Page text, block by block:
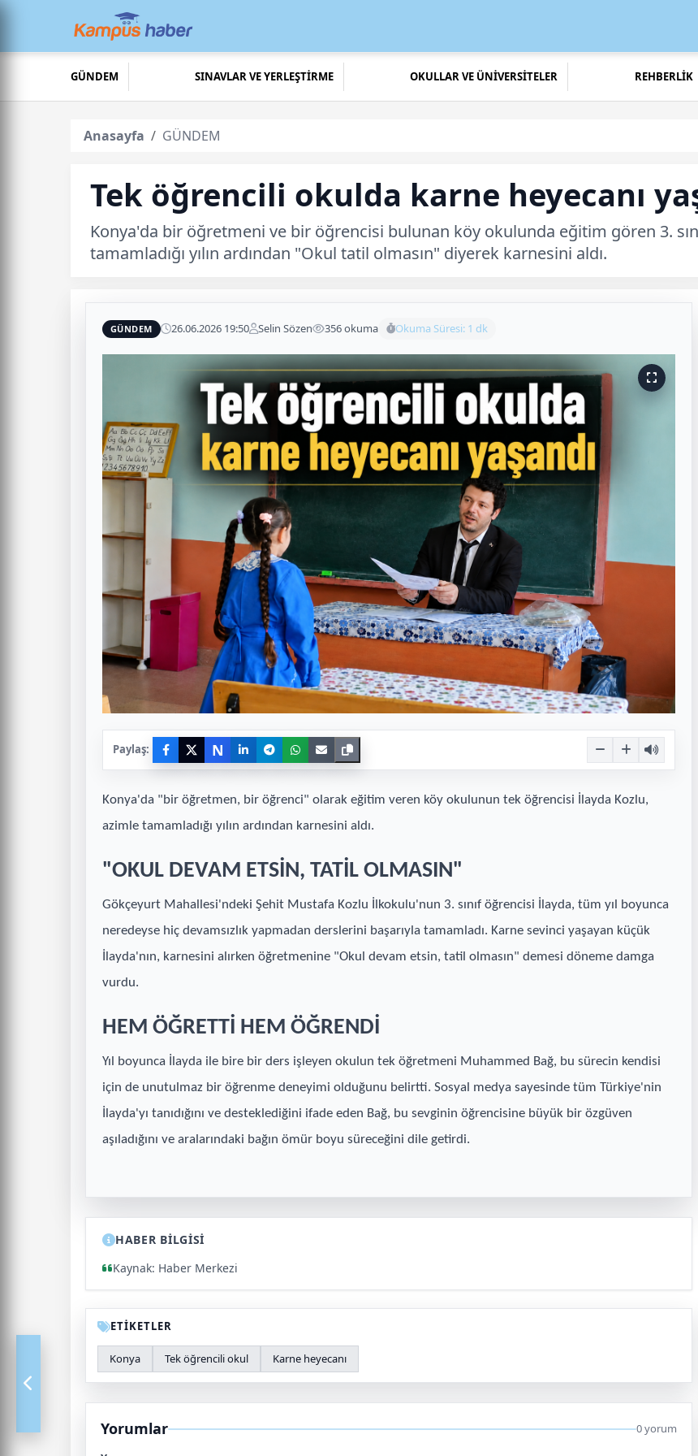
GÜNDEM SINAVLAR VE YERLEŞTİRME OKULLAR VE ÜNİVERSİTELER REHBERLİK
Anasayfa GÜNDEM
Tek öğrencili okulda karne heyecanı
Konya'da bir öğretmeni ve bir öğrencisi bulunan köy okulunda eğitim gören 3.
tamamladığı yılın ardından "Okul tatil olmasın" diyerek karnesini aldı.
GÜNDEM 26.06.2026 19:50 Selin Sözen 356 okuma Okuma Süresi: 1 dk
Paylaş: N
Konya'da "bir öğretmen, bir öğrenci" olarak eğitim veren köy okulunun tek öğrencisi İlayda Kozlu,
azimle tamamladığı yılın ardından karnesini aldı.
"OKUL DEVAM ETSİN, TATİL OLMASIN"
Gökçeyurt Mahallesi'ndeki Şehit Mustafa Kozlu İlkokulu'nun 3. sınıf öğrencisi İlayda, tüm yıl boyunca
neredeyse hiç devamsızlık yapmadan derslerini başarıyla tamamladı. Karne sevinci yaşayan küçük
İlayda'nın, karnesini alırken öğretmenine "Okul devam etsin, tatil olmasın" demesi döneme damga
vurdu.
HEM ÖĞRETTİ HEM ÖĞRENDİ
Yıl boyunca İlayda ile bire bir ders işleyen okulun tek öğretmeni Muhammed Bağ, bu sürecin kendisi
için de unutulmaz bir öğrenme deneyimi olduğunu belirtti. Sosyal medya sayesinde tüm Türkiye'nin
İlayda'yı tanıdığını ve desteklediğini ifade eden Bağ, bu sevginin öğrencisine büyük bir özgüven
aşıladığını ve aralarındaki bağın ömür boyu süreceğini dile getirdi.
HABER BİLGİSİ
Kaynak: Haber Merkezi
ETİKETLER
Konya Tek öğrencili okul Karne heyecanı
Yorumlar 0 yorum